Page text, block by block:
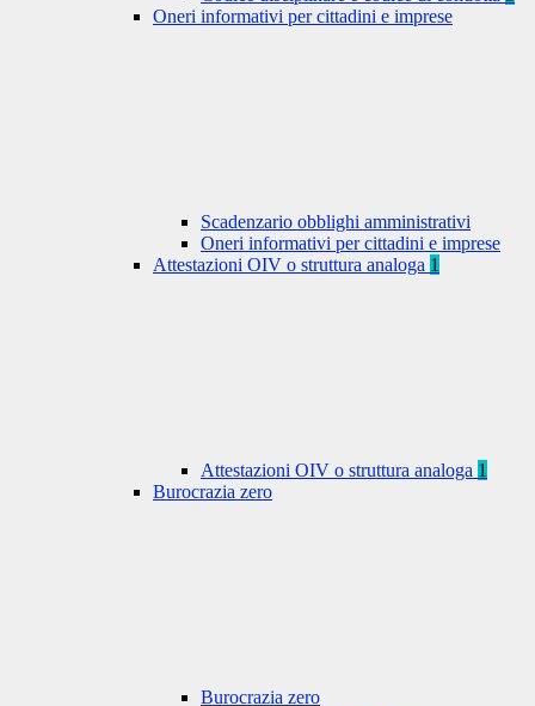
Oneri informativi per cittadini e imprese
Scadenzario obblighi amministrativi
Oneri informativi per cittadini e imprese
Attestazioni OIV o struttura analoga 1
Attestazioni OIV o struttura analoga 1
Burocrazia zero
Burocrazia zero